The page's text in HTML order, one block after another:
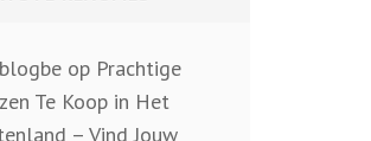
op Prachtige
Te Koop in Het
– Vind Jouw